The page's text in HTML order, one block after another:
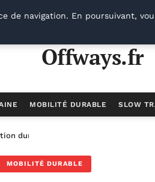
Offways.fr
MOBILITÉ DURABLE SLOW
durable pour le transport urbain
MOBILITÉ DURABLE
de navigation. En poursuivant,